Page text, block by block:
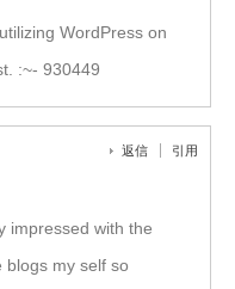
WordPress on
:~- 930449
返信 引用
impressed with the
blogs my self so